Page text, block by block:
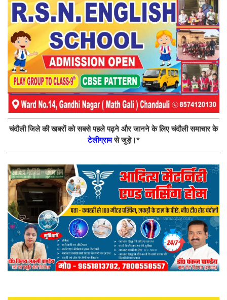
चंदौली जिले की खबरों को सबसे पहले पढ़ने और जानने के लिए चंदौली समाचार के
टेलीग्रामसे जुड़े।*